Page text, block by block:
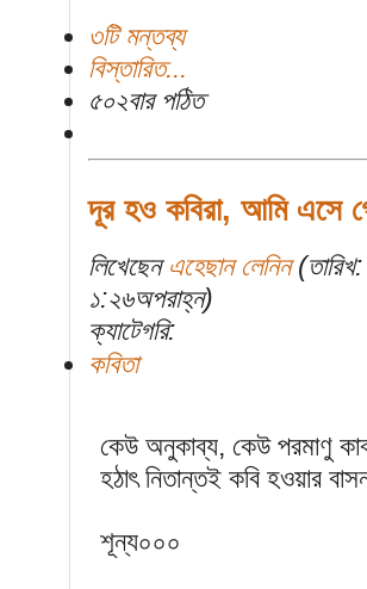
৩টি মন্তব্য
বিস্তারিত...
৫০২বার পঠিত
দূর হও কবিরা, আমি এসে
লিখেছেন এহেছান লেনিন
১:২৬অপরাহ্ন)
ক্যাটেগরি:
কবিতা
কেউ অনুকাব্য, কেউ পরমাণু
হঠাৎ নিতান্তই কবি হওয়ার
শূন্য০০০